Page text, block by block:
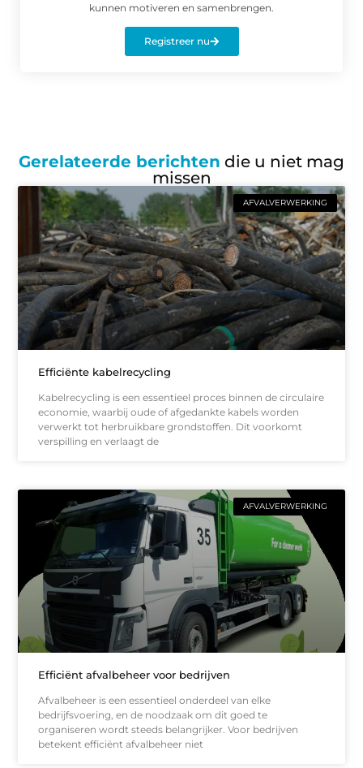
kunnen motiveren en samenbrengen.
Registreer nu
Gerelateerde berichten die u niet mag
missen
AFVALVERWERKING
Efficiënte kabelrecycling
Kabelrecycling is een essentieel proces binnen de circulaire
economie, waarbij oude of afgedankte kabels worden
verwerkt tot herbruikbare grondstoffen. Dit voorkomt
verspilling en verlaagt de
AFVALVERWERKING
Efficiënt afvalbeheer voor bedrijven
Afvalbeheer is een essentieel onderdeel van elke
bedrijfsvoering, en de noodzaak om dit goed te
organiseren wordt steeds belangrijker. Voor bedrijven
betekent efficiënt afvalbeheer niet